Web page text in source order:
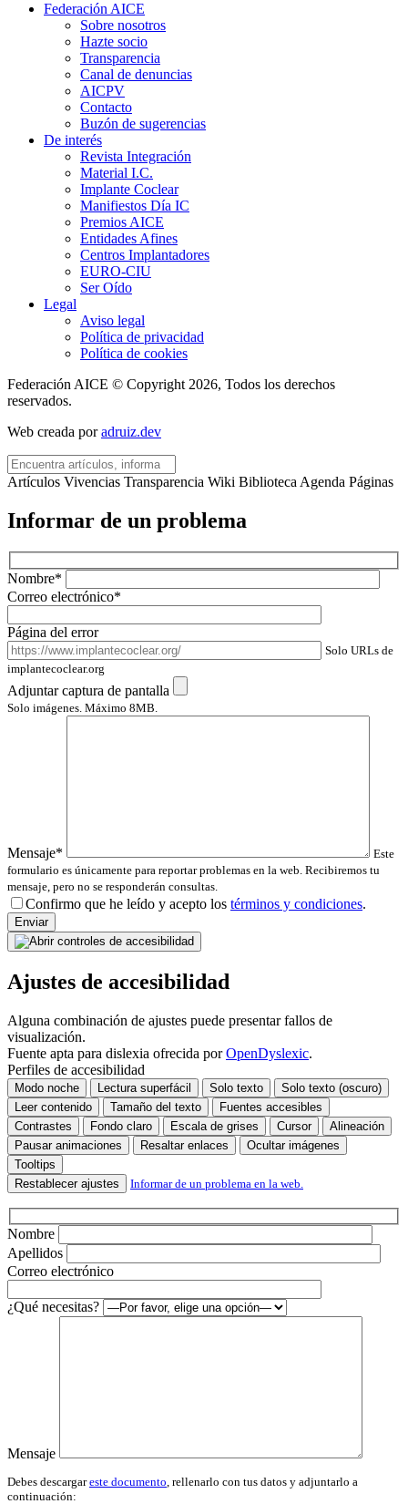
Federación AICE
Sobre nosotros
Hazte socio
Transparencia
Canal de denuncias
AICPV
Contacto
Buzón de sugerencias
De interés
Revista Integración
Material I.C.
Implante Coclear
Manifiestos Día IC
Premios AICE
Entidades Afines
Centros Implantadores
EURO-CIU
Ser Oído
Legal
Aviso legal
Política de privacidad
Política de cookies
Federación AICE © Copyright 2026, Todos los derechos
reservados.
Web creada poradruiz.dev
Artículos Vivencias Transparencia Wiki BibliotecaAgenda Páginas
Informar de un problema
Nombre*
Correo electrónico*
Página del error
Solo URLs de
implantecoclear.org
Adjuntar captura de pantalla
Solo imágenes. Máximo 8MB.
Mensaje*
Este
formulario es únicamente para reportar problemas en la web. Recibiremos tu
mensaje, pero no se responderán consultas.
Confirmo que he leído y acepto los términos y condiciones.
Ajustes de accesibilidad
Alguna combinación de ajustes puede presentar fallos de
visualización.
Fuente apta para dislexia ofrecida porOpenDyslexic.
Perfiles de accesibilidad
Modo noche Lectura superfácil Solo texto
Solo texto (oscuro)
Leer contenido
Tamaño del texto
Fuentes accesibles
Contrastes
Fondo claro Escala de grises Cursor
Alineación
Pausar animaciones
Resaltar enlaces
Ocultar imágenes
Tooltips
Restablecer ajustes
Informar de un problema en la web.
Nombre
Apellidos
Correo electrónico
¿Qué necesitas?
Mensaje
Debes descargareste documento , rellenarlo con tus datos y adjuntarlo a
continuación: